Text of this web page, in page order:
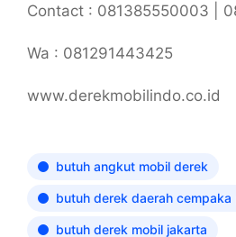
Contact : 081385550003 |
Wa : 081291443425
www.derekmobilindo.co.id
butuh angkut mobil derek
butuh derek daerah cempaka
butuh derek mobil jakarta